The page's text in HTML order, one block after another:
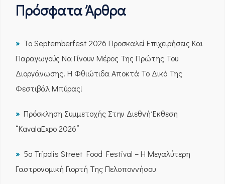
Πρόσφατα Άρθρα
Το Septemberfest 2026 Προσκαλεί Επιχειρήσεις Και
Παραγωγούς Να Γίνουν Μέρος Της Πρώτης Του
Διοργάνωσης. Η Φθιώτιδα Αποκτά Το Δικό Της
Φεστιβάλ Μπύρας!
Πρόσκληση Συμμετοχής Στην Διεθνή Έκθεση
“KavalaExpo 2026”
5ο Tripolis Street Food Festival – Η Μεγαλύτερη
Γαστρονομική Γιορτή Της Πελοποννήσου